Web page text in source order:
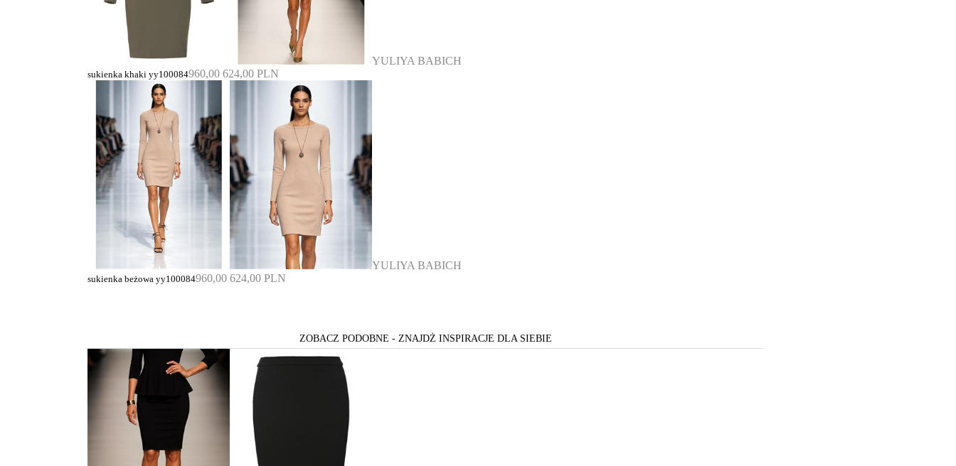
YULIYA BABICH
sukienka khaki yy100084960,00 624,00 PLN
YULIYA BABICH
sukienka beżowa yy100084960,00 624,00 PLN
ZOBACZ PODOBNE - ZNAJDŻ INSPIRACJE DLA SIEBIE